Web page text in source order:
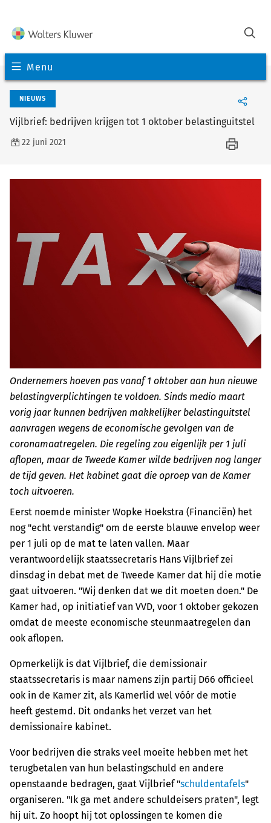
Menu
NIEUWS
Vijlbrief: bedrijven krijgen tot 1 oktober belastinguitstel
22 juni 2021
Ondernemers hoeven pas vanaf 1 oktober aan hun nieuwe
belastingverplichtingen te voldoen. Sinds medio maart
vorig jaar kunnen bedrijven makkelijker belastinguitstel
aanvragen wegens de economische gevolgen van de
coronamaatregelen. Die regeling zou eigenlijk per 1 juli
aflopen, maar de Tweede Kamer wilde bedrijven nog langer
de tijd geven. Het kabinet gaat die oproep van de Kamer
toch uitvoeren.
Eerst noemde minister Wopke Hoekstra (Financiën) het
nog "echt verstandig" om de eerste blauwe envelop weer
per 1 juli op de mat te laten vallen. Maar
verantwoordelijk staatssecretaris Hans Vijlbrief zei
dinsdag in debat met de Tweede Kamer dat hij die motie
gaat uitvoeren. "Wij denken dat we dit moeten doen." De
Kamer had, op initiatief van VVD, voor 1 oktober gekozen
omdat de meeste economische steunmaatregelen dan
ook aflopen.
Opmerkelijk is dat Vijlbrief, die demissionair
staatssecretaris is maar namens zijn partij D66 officieel
ook in de Kamer zit, als Kamerlid wel vóór de motie
heeft gestemd. Dit ondanks het verzet van het
demissionaire kabinet.
Voor bedrijven die straks veel moeite hebben met het
terugbetalen van hun belastingschuld en andere
openstaande bedragen, gaat Vijlbrief "schuldentafels"
organiseren. "Ik ga met andere schuldeisers praten", legt
hij uit. Zo hoopt hij tot oplossingen te komen die